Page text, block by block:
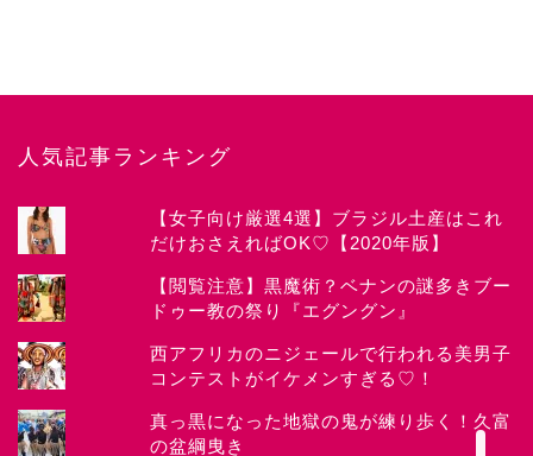
人気記事ランキング
【女子向け厳選4選】ブラジル土産はこれ
だけおさえればOK♡【2020年版】
【閲覧注意】黒魔術？ベナンの謎多きブー
ドゥー教の祭り『エグングン』
西アフリカのニジェールで行われる美男子
コンテストがイケメンすぎる♡！
真っ黒になった地獄の鬼が練り歩く！久富
の盆綱曳き
News
about CHIYOKO
Festival